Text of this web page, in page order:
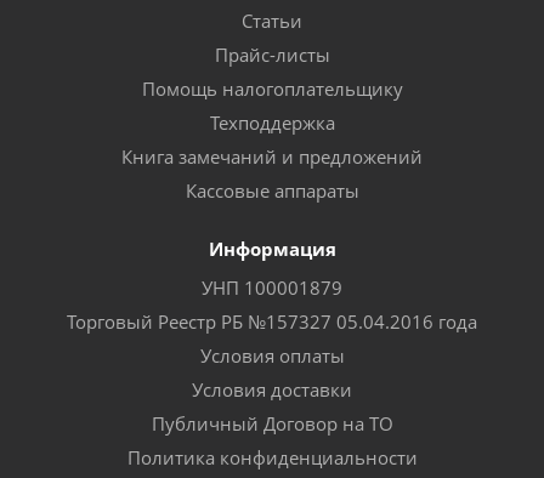
Статьи
Прайс-листы
Помощь налогоплательщику
Техподдержка
Книга замечаний и предложений
Кассовые аппараты
Информация
УНП 100001879
Торговый Реестр РБ №157327 05.04.2016 года
Условия оплаты
Условия доставки
Публичный Договор на ТО
Политика конфиденциальности